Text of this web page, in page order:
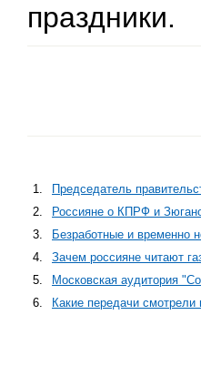
праздники.
1. Председатель
2.
Россияне о КПРФ и
3.
Безработные и временно
4.
Зачем россияне читают
5.
Московская аудитория
6.
Какие передачи смотрели